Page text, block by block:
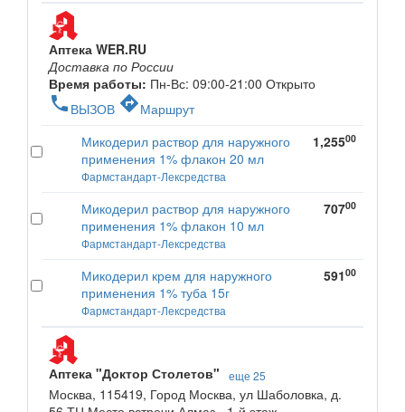
Аптека WER.RU
Доставка по России
Время работы: Пн-Вс: 09:00-21:00 Открыто
phone ВЫЗОВ directionsМаршрут
Микодерил раствор для наружного
применения 1% флакон 20 мл
Фармстандарт-Лексредства
1,25500
Микодерил раствор для наружного
применения 1% флакон 10 мл
Фармстандарт-Лексредства
70700
Микодерил крем для наружного
применения 1% туба 15г
Фармстандарт-Лексредства
59100
Аптека "Доктор Столетов" еще 25
Москва, 115419, Город Москва, ул Шаболовка, д.